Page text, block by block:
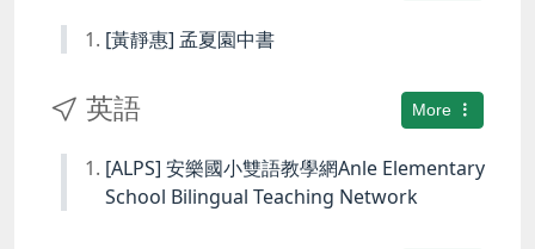
[黃靜惠] 孟夏園中書
More
英語
[ALPS] 安樂國小雙語教學網Anle Elementary
School Bilingual Teaching Network